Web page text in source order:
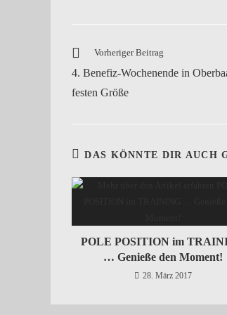
Vorheriger Beitrag
4. Benefiz-Wochenende in
festen Größe
DAS KÖNNTE DIR AUCH
POLE POSITION im
… Genieße den Moment!
28. März 2017